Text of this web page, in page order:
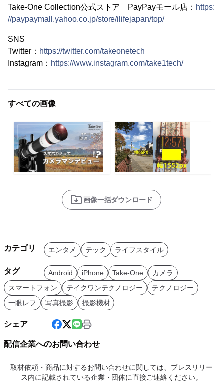
Take-One Collection公式ストア PayPayモール店： https:
//paypaymall.yahoo.co.jp/store/ilifejapan/top/
SNS
Twitter： https://twitter.com/takeonetech
Instagram： https://www.instagram.com/take1tech/
すべての画像
画像一括ダウンロード
カテゴリ エンタメ テック ライフスタイル
タグ Android iPhone Take-One
カメラ
スマートフォン
テイクワンテクノロジー
テクノロジー
一眼レフ
写真撮影 撮影機材
シェア
配信企業へのお問い合わせ
取材依頼・商品に対するお問い合わせに関しては、プレスリリー
ス内に記載されている企業・団体に直接ご連絡ください。